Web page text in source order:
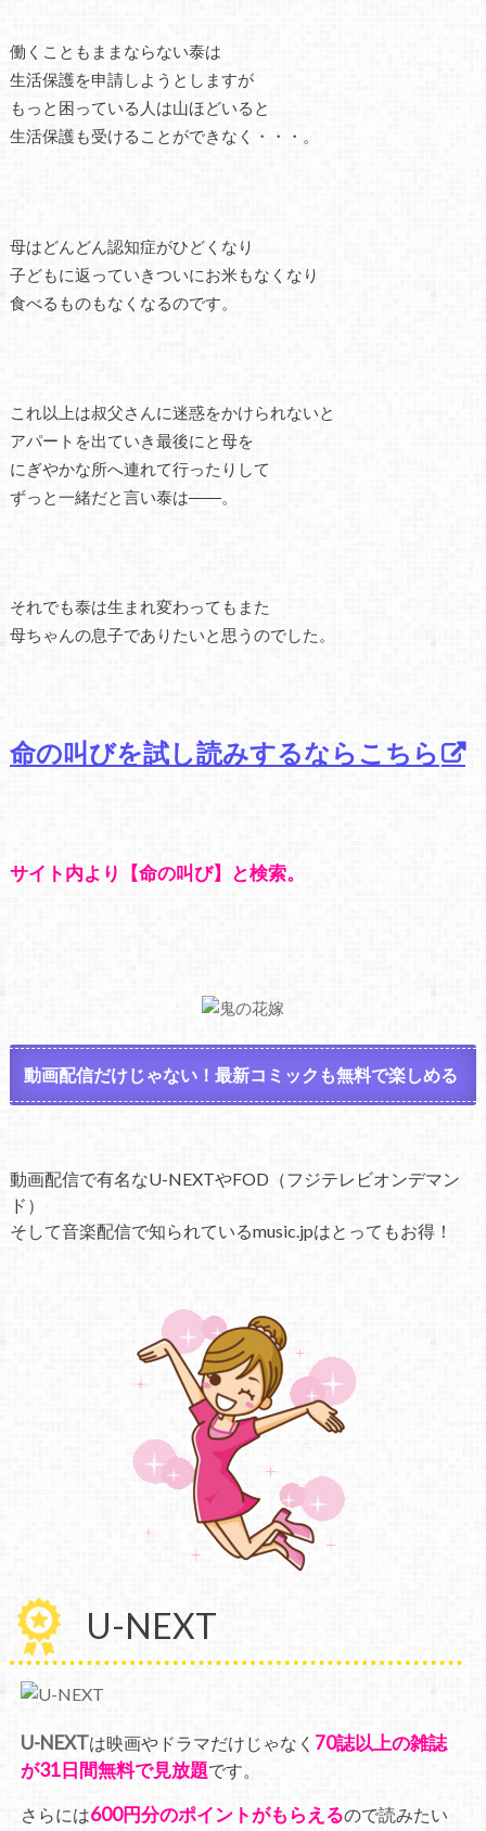
働くこともままならない泰は
生活保護を申請しようとしますが
もっと困っている人は山ほどいると
生活保護も受けることができなく・・・。
母はどんどん認知症がひどくなり
子どもに返っていきついにお米もなくなり
食べるものもなくなるのです。
これ以上は叔父さんに迷惑をかけられないと
アパートを出ていき最後にと母を
にぎやかな所へ連れて行ったりして
ずっと一緒だと言い泰は――。
それでも泰は生まれ変わってもまた
母ちゃんの息子でありたいと思うのでした。
命の叫びを試し読みするならこちら
サイト内より【命の叫び】と検索。
動画配信だけじゃない！最新コミックも無料で楽しめる
動画配信で有名なU-NEXTやFOD（フジテレビオンデマン
ド）
そして音楽配信で知られているmusic.jpはとってもお得！
U-NEXT
U-NEXTは映画やドラマだけじゃなく 70誌以上の雑誌
が31日間無料で見放題です。
さらには600円分のポイントがもらえるので読みたい